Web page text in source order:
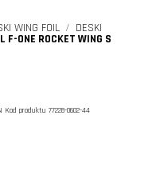
WING FOIL DESKI
F-ONE ROCKET WING S